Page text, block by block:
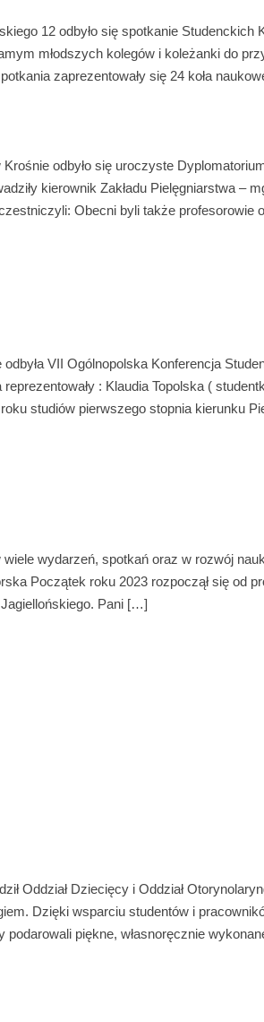
12 odbyło się spotkanie Studenckich
młodszych kolegów i koleżanki do
zaprezentowały się 24 koła
odbyło się uroczyste
kierownik Zakładu Pielęgniarstwa –
Obecni byli także profesorowie
VII Ogólnopolska Konferencja
: Klaudia Topolska (
studiów pierwszego stopnia kierunku
wydarzeń, spotkań oraz w rozwój
Początek roku 2023 rozpoczął się od
Pani […]
Oddział Dziecięcy i Oddział
Dzięki wsparciu studentów i
piękne, własnoręcznie